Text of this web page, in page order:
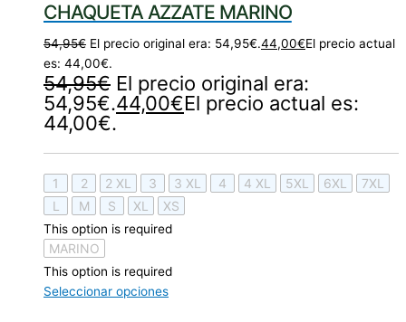
CHAQUETA AZZATE MARINO
54,95€ El precio original era: 54,95€.44,00€El precio actual
es: 44,00€.
54,95€ El precio original era:
54,95€.44,00€El precio actual es:
44,00€.
1 2 2 XL 3 3 XL 4 4 XL 5XL 6XL
7XL
L
M S XL XS
This option is required
MARINO
This option is required
Seleccionar opciones